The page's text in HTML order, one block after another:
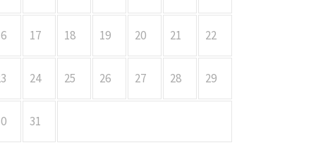
17 18 19 20 21 22
24 25 26 27 28 29
31